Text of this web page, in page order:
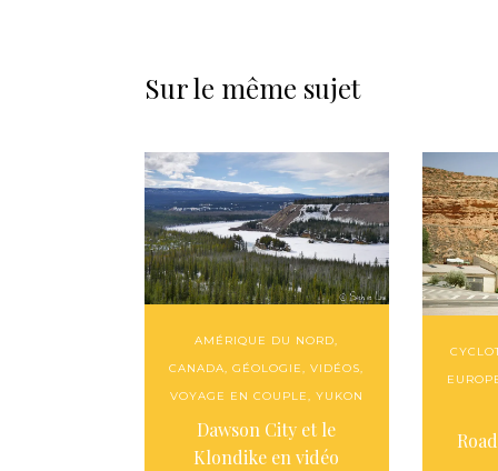
Sur le même sujet
AMÉRIQUE DU NORD,
CANADA,GÉOLOGIE,VIDÉOS,
VOYAGE EN COUPLE, YUKON
Dawson City et le
Klondike en vidéo